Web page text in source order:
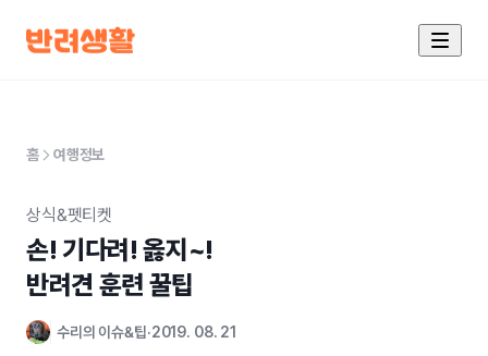
홈 여행정보
상식&펫티켓
손! 기다려! 옳지~!
반려견 훈련 꿀팁
수리의 이슈&팁 2019. 08. 21